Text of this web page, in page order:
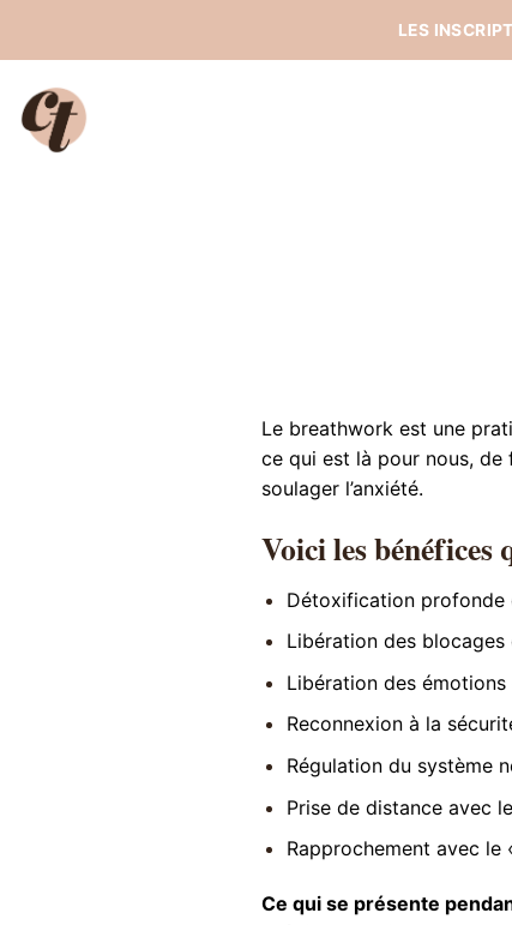
LES
Le breathwork est une
ce qui est là pour nous, de
soulager l’anxiété.
Voici les bénéfices
Détoxification profonde
Libération des blocages
Libération des
Reconnexion à la
Régulation du système
Prise de distance avec
Rapprochement avec
Ce qui se présente